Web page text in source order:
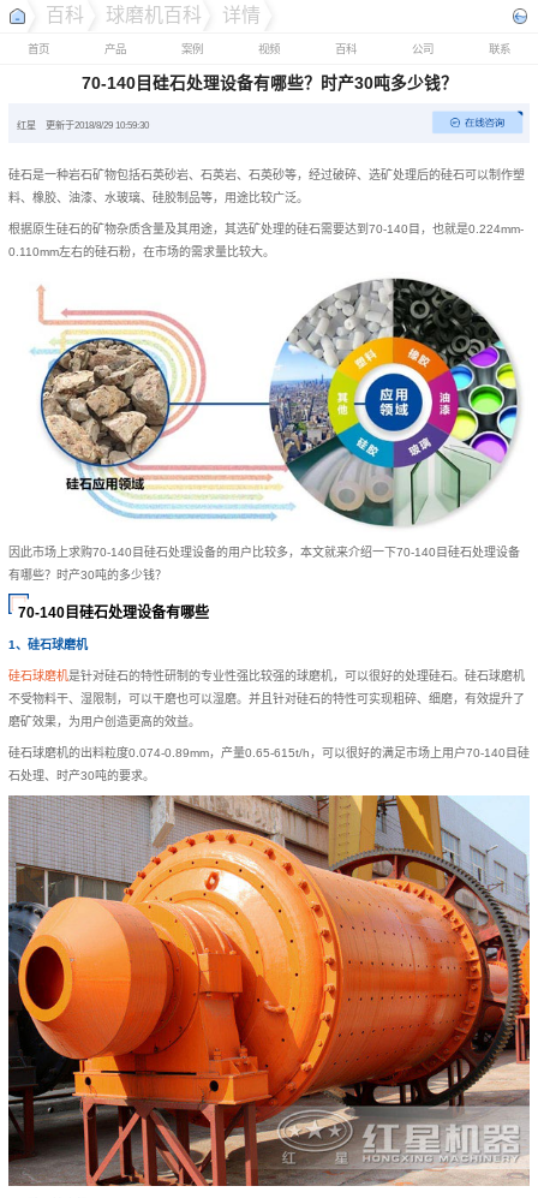
百科 球磨机百科 详情
首页 产品 案例 视频 百科 公司 联系
70-140目硅石处理设备有哪些？时产30吨多少钱？
红星 更新于2018/8/29 10:59:30
硅石是一种岩石矿物包括石英砂岩、石英岩、石英砂等，经过破碎、选矿处理后的硅石可以制作塑
料、橡胶、油漆、水玻璃、硅胶制品等，用途比较广泛。
根据原生硅石的矿物杂质含量及其用途，其选矿处理的硅石需要达到70-140目，也就是0.224mm-
0.110mm左右的硅石粉，在市场的需求量比较大。
因此市场上求购70-140目硅石处理设备的用户比较多，本文就来介绍一下70-140目硅石处理设备
有哪些？时产30吨的多少钱？
70-140目硅石处理设备有哪些
1、硅石球磨机
硅石球磨机是针对硅石的特性研制的专业性强比较强的球磨机，可以很好的处理硅石。硅石球磨机
不受物料干、湿限制，可以干磨也可以湿磨。并且针对硅石的特性可实现粗碎、细磨，有效提升了
磨矿效果，为用户创造更高的效益。
硅石球磨机的出料粒度0.074-0.89mm，产量0.65-615t/h，可以很好的满足市场上用户70-140目硅
石处理、时产30吨的要求。